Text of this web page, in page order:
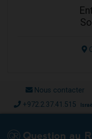
Nous contacter
+972.2.37.41.515